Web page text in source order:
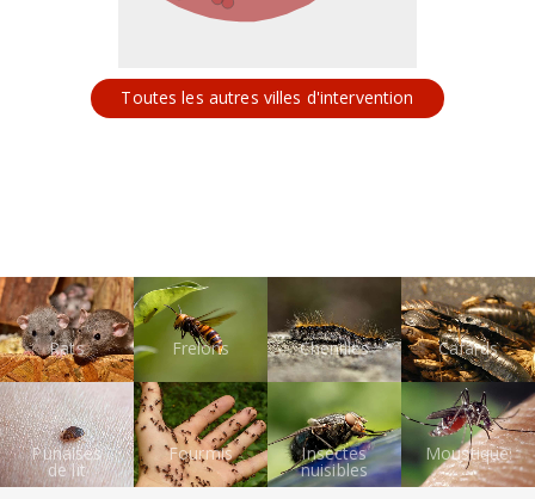
Toutes les autres villes d'intervention
Rats Frelons Chenilles Cafards
Punaises
de lit
Fourmis Insectes
nuisibles
Moustiques